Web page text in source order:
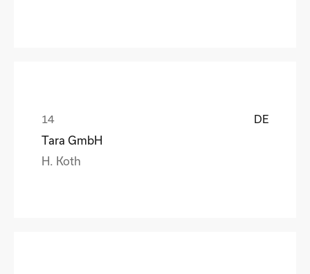
DE
Tara GmbH
H. Koth